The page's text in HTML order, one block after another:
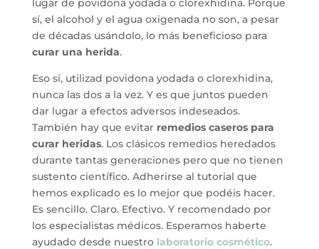
lugar de povidona yodada o clorexhidina. Porque
sí, el alcohol y el agua oxigenada no son, a pesar
de décadas usándolo, lo más beneficioso para
curar una herida.
Eso sí, utilizad povidona yodada o clorexhidina,
nunca las dos a la vez. Y es que juntos pueden
dar lugar a efectos adversos indeseados.
También hay que evitar remedios caseros para
curar heridas. Los clásicos remedios heredados
durante tantas generaciones pero que no tienen
sustento científico. Adherirse al tutorial que
hemos explicado es lo mejor que podéis hacer.
Es sencillo. Claro. Efectivo. Y recomendado por
los especialistas médicos. Esperamos haberte
ayudado desde nuestro laboratorio cosmético.